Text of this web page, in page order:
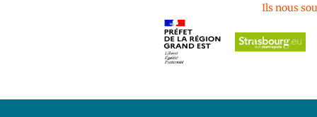
Ils nous